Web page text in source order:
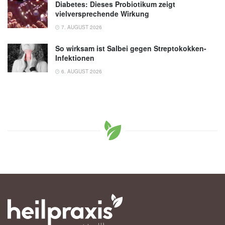
Diabetes: Dieses Probiotikum zeigt
vielversprechende Wirkung
7. AUGUST 2026
So wirksam ist Salbei gegen Streptokokken-
Infektionen
6. AUGUST 2026